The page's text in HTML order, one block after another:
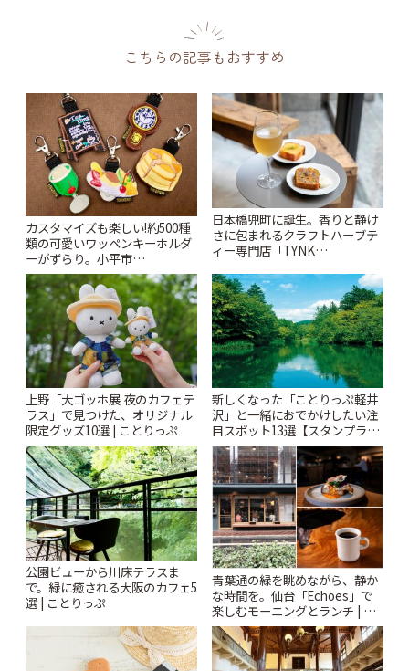
こちらの記事もおすすめ
カスタマイズも楽しい!約500種
類の可愛いワッペンキーホルダ
ーがずらり。小平市
「Kimamaya T&K」 | ことりっ
ぷ
日本橋兜町に誕生。香りと静け
さに包まれるクラフトハーブテ
ィー専門店「TYNK
上野「大ゴッホ展 夜のカフェテ
ラス」で見つけた、オリジナル
限定グッズ10選 | ことりっぷ
新しくなった「ことりっぷ軽井
沢」と一緒におでかけしたい注
目スポット13選【スタンプラリ
ー開催中】 | ことりっぷ
公園ビューから川床テラスま
で。緑に癒される大阪のカフェ5
選 | ことりっぷ
青葉通の緑を眺めながら、静か
な時間を。仙台「Echoes」で
楽しむモーニングとランチ | こ
とりっぷ